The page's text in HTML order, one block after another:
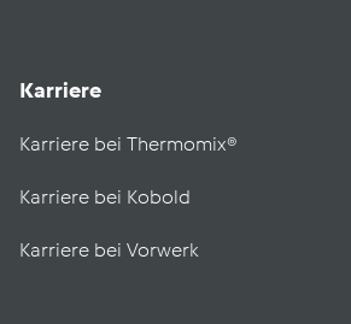
Karriere
Karriere bei Thermomix®
Karriere bei Kobold
Karriere bei Vorwerk